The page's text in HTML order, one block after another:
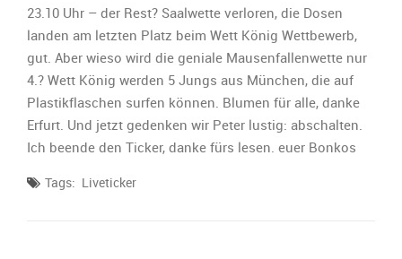
23.10 Uhr – der Rest? Saalwette verloren, die Dosen
landen am letzten Platz beim Wett König Wettbewerb,
gut. Aber wieso wird die geniale Mausenfallenwette nur
4.? Wett König werden 5 Jungs aus München, die auf
Plastikflaschen surfen können. Blumen für alle, danke
Erfurt. Und jetzt gedenken wir Peter lustig: abschalten.
Ich beende den Ticker, danke fürs lesen. euer Bonkos
Tags: Liveticker